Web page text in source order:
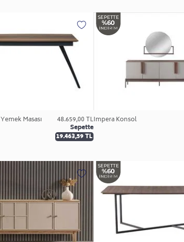
Masası 48.659,00 TL
Sepette
19.463,59 TL
İmpera Konsol